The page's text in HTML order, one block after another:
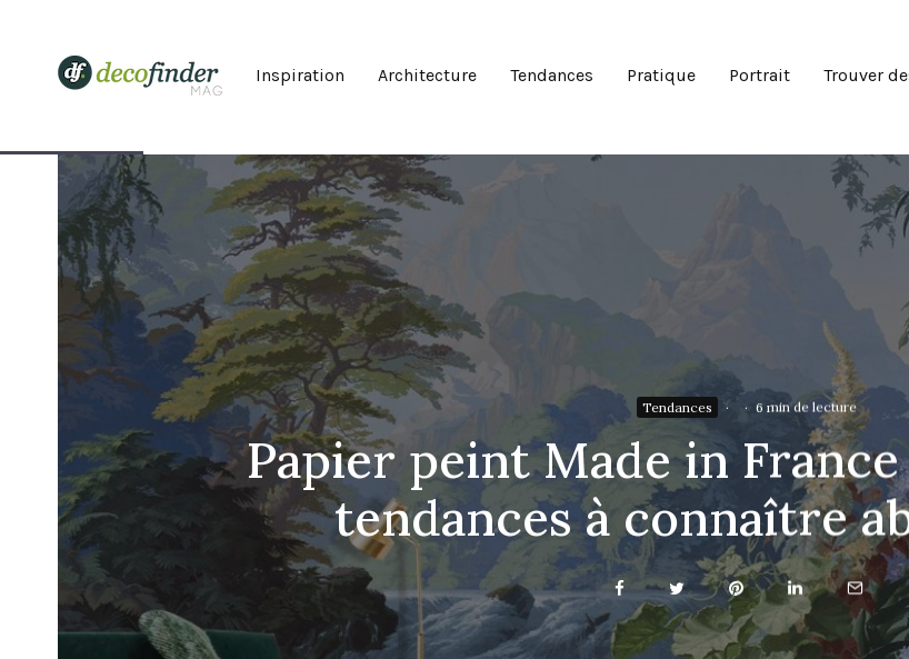
Inspiration Architecture Tendances Pratique Portrait Trouver
Tendances · · 6 min de lecture
Papier peint Made in
tendances à connaître